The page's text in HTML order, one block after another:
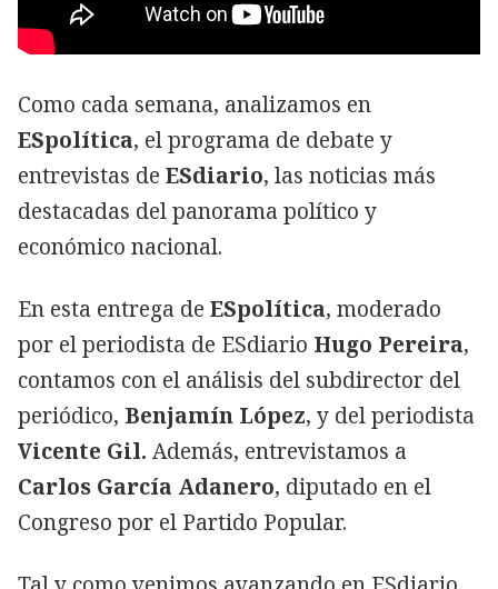
Como cada semana, analizamos en
ESpolítica, el programa de debate y
entrevistas de ESdiario, las noticias más
destacadas del panorama político y
económico nacional.
En esta entrega de ESpolítica, moderado
por el periodista de ESdiario Hugo Pereira,
contamos con el análisis del subdirector del
periódico, Benjamín López, y del periodista
Vicente Gil. Además, entrevistamos a
Carlos García Adanero, diputado en el
Congreso por el Partido Popular.